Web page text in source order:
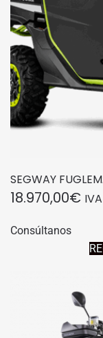
SEGWAY
18.970,00€
Consúltanos